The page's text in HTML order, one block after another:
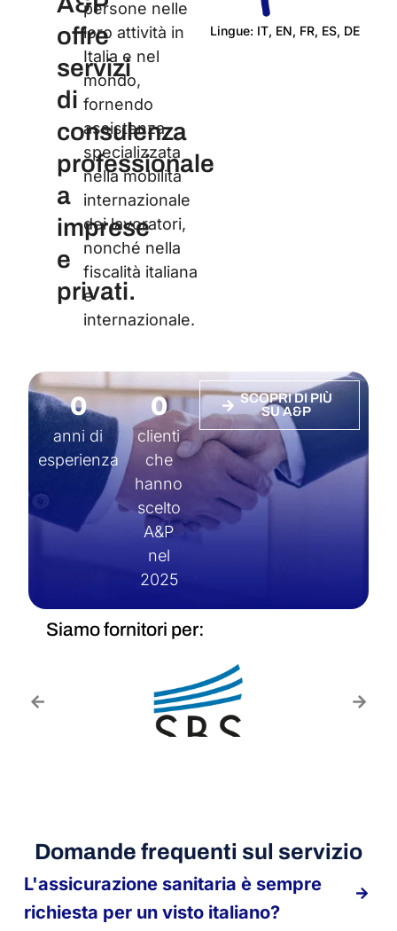
offre
servizi
di
consulenza
professionale
a
imprese
e
privati.
persone nelle
loro attività in
Italia e nel
mondo,
fornendo
assistenza
specializzata
nella mobilità
internazionale
dei lavoratori,
nonché nella
fiscalità italiana
e
internazionale.
Lingue: IT, EN, FR, ES, DE
anni di
esperienza
0
clienti
che
hanno
scelto
A&P
nel
2025
0
SCOPRI DI PIÙ
SU A&P
Siamo fornitori per:
Domande frequenti sul servizio
L'assicurazione sanitaria è sempre
richiesta per un visto italiano?